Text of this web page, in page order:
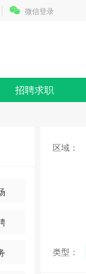
微信登录
招聘求职
区域：
类型：